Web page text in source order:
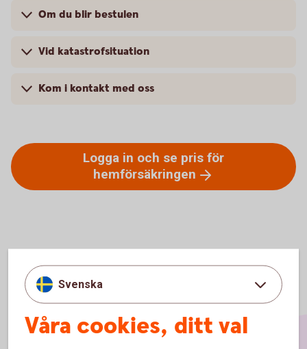
Om du blir bestulen
Vid katastrofsituation
Kom i kontakt med oss
Logga in och se pris för
hemförsäkringen
Svenska
Våra cookies, ditt val